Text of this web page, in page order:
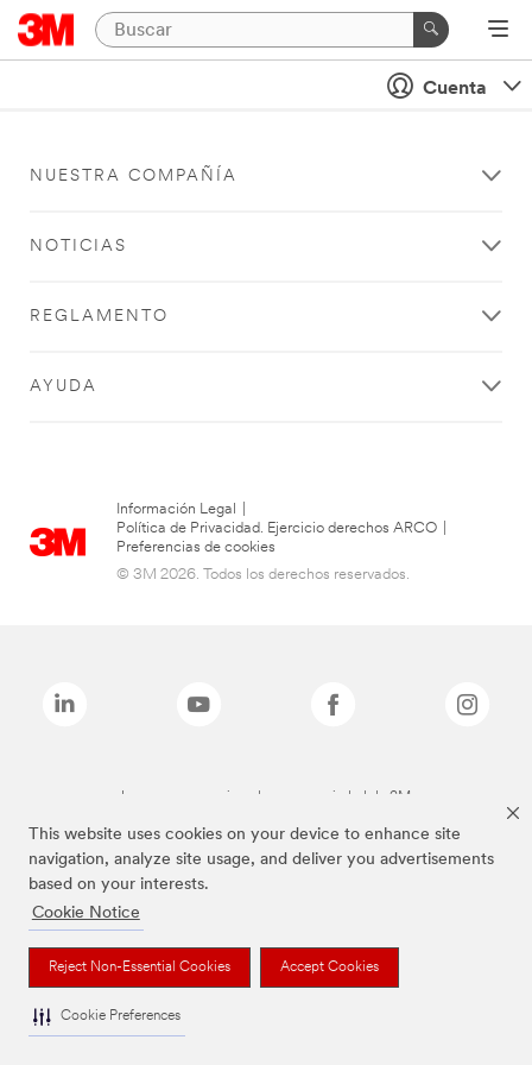
This website uses cookies on your device to enhance site
navigation, analyze site usage, and deliver you advertisements
based on your interests.
Cookie Notice
Reject Non-Essential Cookies Accept Cookies
Cookie Preferences
Cuenta
NUESTRA COMPAÑÍA
NOTICIAS
REGLAMENTO
AYUDA
Información Legal
Política de Privacidad. Ejercicio derechos ARCO
Preferencias de cookies
© 3M 2026. Todos los derechos reservados.
Las marcas mencionadas son propiedad de 3M